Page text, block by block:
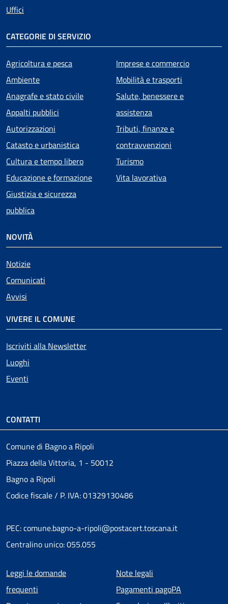
Uffici
CATEGORIE DI SERVIZIO
Agricoltura e pesca
Ambiente
Anagrafe e stato civile
Appalti pubblici
Autorizzazioni
Catasto e urbanistica
Cultura e tempo libero
Educazione e formazione
Giustizia e sicurezza
pubblica
Imprese e commercio
Mobilità e trasporti
Salute, benessere e
assistenza
Tributi, finanze e
contravvenzioni
Turismo
Vita lavorativa
NOVITÀ
Notizie
Comunicati
Avvisi
VIVERE IL COMUNE
Iscriviti alla Newsletter
Luoghi
Eventi
CONTATTI
Comune di Bagno a Ripoli
Piazza della Vittoria, 1 - 50012
Bagno a Ripoli
Codice fiscale / P. IVA: 01329130486
PEC: comune.bagno-a-ripoli@postacert.toscana.it
Centralino unico: 055.055
Menu piè di pagina
Leggi le domande
frequenti
Note legali
Pagamenti pagoPA